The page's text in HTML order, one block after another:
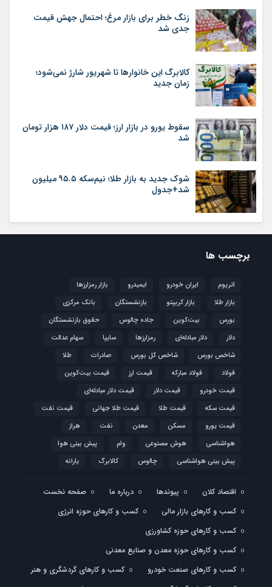
زنگ خطر برای بازار مرغ؛ احتمال جهش قیمت
جدی شد
کالابرگ این خانوارها تا شهریور شارژ نمی‌شود؛
زمان جدید
سقوط یورو در بازار ارز؛ قیمت دلار ۱۸۷ هزار تومان
شد
شوک جدید به بازار طلا؛ نیم‌سکه ۹۵.۵ میلیون
شد+جدول
برچسب ها
اتریوم ایران خودرو ایمیدرو
بازار رمزارزها
بازار طلا
بازار کریپتو بازنشستگان
بانک مرکزی
بورس
بیت‌کوین جاده چالوس
حقوق بازنشستگان
دلار
دلار مبادله‌ای رمزارزها سایپا
سهام عدالت
شاخص بورس
شاخص کل بورس صادرات
طلا
فولاد
فولاد مبارکه قیمت ارز
قیمت بیت‌کوین
قیمت خودرو
قیمت دلار
قیمت دلار مبادله‌ای
قیمت سکه
قیمت طلا قیمت طلا جهانی
قیمت نفت
قیمت یورو
مسکن معدن نفت
هراز
هواشناسی
هوش مصنوعی وام
پیش بینی هوا
پیش بینی هواشناسی
چالوس کالابرگ یارانه
اقتصاد کلان پیوندها درباره ما
صفحه نخست
کسب و کارهای بازار مالی
کسب و کارهای حوزه انرژی
کسب و کارهای حوزه کشاورزی
کسب و کارهای حوزه معدن و صنایع معدنی
کسب و کارهای صنعت خودرو
کسب و کارهای گردشگری و هنر